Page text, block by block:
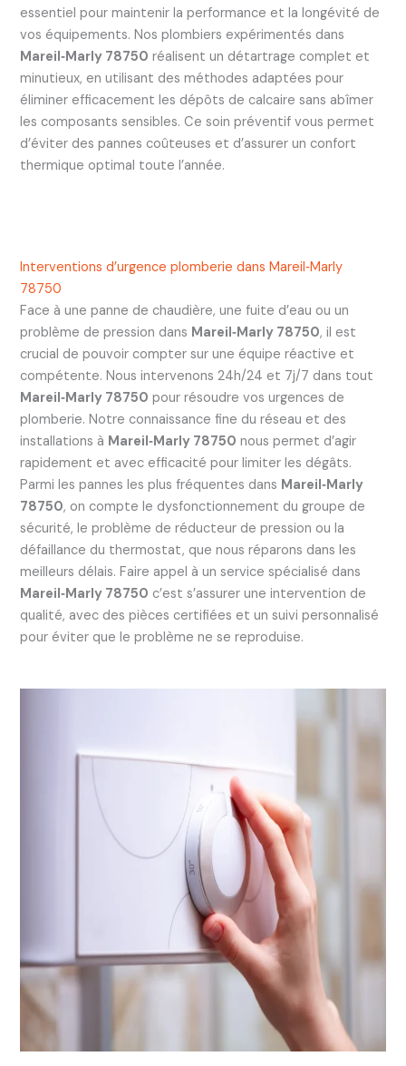
essentiel pour maintenir la performance et la longévité de
vos équipements. Nos plombiers expérimentés dans
Mareil‑Marly 78750 réalisent un détartrage complet et
minutieux, en utilisant des méthodes adaptées pour
éliminer efficacement les dépôts de calcaire sans abîmer
les composants sensibles. Ce soin préventif vous permet
d’éviter des pannes coûteuses et d’assurer un confort
thermique optimal toute l’année.
Interventions d’urgence plomberie dans Mareil‑Marly
78750
Face à une panne de chaudière, une fuite d’eau ou un
problème de pression dans Mareil‑Marly 78750, il est
crucial de pouvoir compter sur une équipe réactive et
compétente. Nous intervenons 24h/24 et 7j/7 dans tout
Mareil‑Marly 78750 pour résoudre vos urgences de
plomberie. Notre connaissance fine du réseau et des
installations à Mareil‑Marly 78750 nous permet d’agir
rapidement et avec efficacité pour limiter les dégâts.
Parmi les pannes les plus fréquentes dans Mareil‑Marly
78750, on compte le dysfonctionnement du groupe de
sécurité, le problème de réducteur de pression ou la
défaillance du thermostat, que nous réparons dans les
meilleurs délais. Faire appel à un service spécialisé dans
Mareil‑Marly 78750 c’est s’assurer une intervention de
qualité, avec des pièces certifiées et un suivi personnalisé
pour éviter que le problème ne se reproduise.